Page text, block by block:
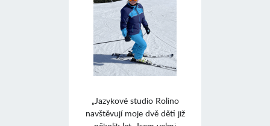
„Jazykové studio Rolino
navštěvují moje dvě děti již